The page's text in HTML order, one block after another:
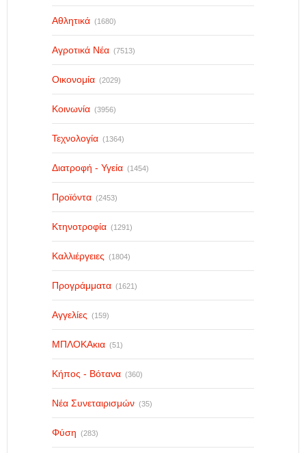
Αθλητικά (1680)
Αγροτικά Νέα (7513)
Οικονομία (2029)
Κοινωνία (3956)
Τεχνολογία (1364)
Διατροφή - Υγεία (1454)
Προϊόντα (2453)
Κτηνοτροφία (1291)
Καλλιέργειες (1804)
Προγράμματα (1621)
Αγγελίες (159)
ΜΠΛΟΚΑκια (51)
Κήπος - Βότανα (360)
Νέα Συνεταιρισμών (35)
Φύση (283)